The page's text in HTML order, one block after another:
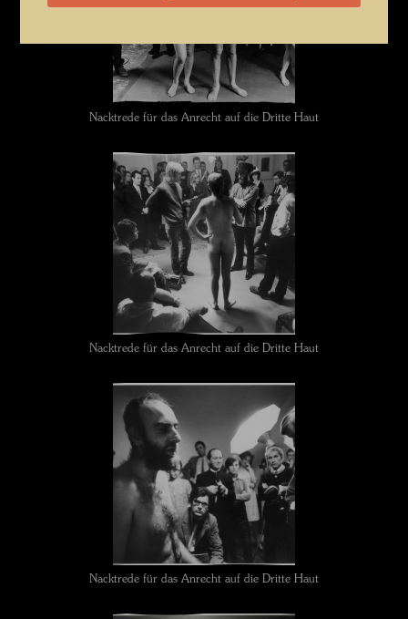
Nacktrede für das Anrecht auf die Dritte Haut
Nacktrede für das Anrecht auf die Dritte Haut
Nacktrede für das Anrecht auf die Dritte Haut